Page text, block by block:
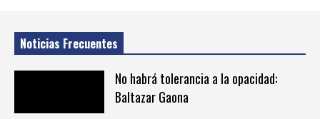
Noticias Frecuentes
No habrá tolerancia a la opacidad:
Baltazar Gaona